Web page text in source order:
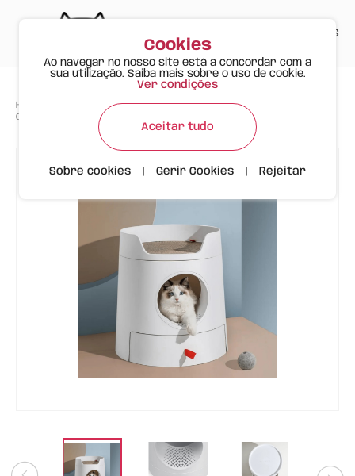
ES
Happy Meow Produtos > >
CAIXA DE AREIA PARA GATO - CASTELO MAYITWILL XL
Cookies
Ao navegar no nosso site está a concordar com a
sua utilização. Saiba mais sobre o uso de cookie.
Ver condições
Aceitar tudo
Sobre cookies Gerir Cookies Rejeitar